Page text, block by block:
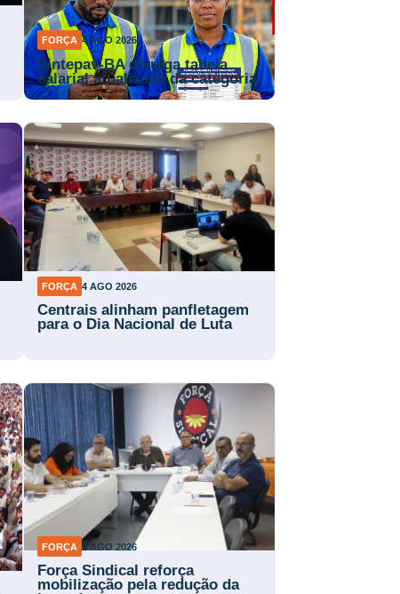
FORÇA 4 AGO 2026
Sintepav-BA divulga tabela
salarial atualizada da categoria
FORÇA 4 AGO 2026
Centrais alinham panfletagem
para o Dia Nacional de Luta
FORÇA 3 AGO 2026
Força Sindical reforça
mobilização pela redução da